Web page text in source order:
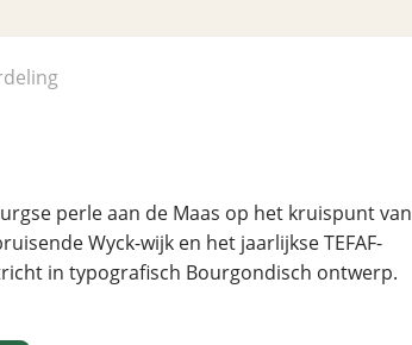
perle aan de Maas op het kruispunt van
Wyck-wijk en het jaarlijkse TEFAF-
in typografisch Bourgondisch ontwerp.